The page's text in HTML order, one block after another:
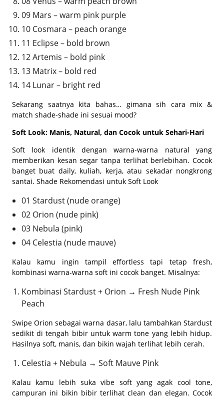
09 Mars – warm pink purple
10 Cosmara – peach orange
11 Eclipse – bold brown
12 Artemis – bold pink
13 Matrix – bold red
14 Lunar – bright red
Sekarang saatnya kita bahas… gimana sih cara mix &
match shade-shade ini sesuai mood?
Soft Look: Manis, Natural, dan Cocok untuk Sehari-Hari
Soft look identik dengan warna-warna natural yang
memberikan kesan segar tanpa terlihat berlebihan. Cocok
banget buat daily, kuliah, kerja, atau sekadar nongkrong
santai. Shade Rekomendasi untuk Soft Look
01 Stardust (nude orange)
02 Orion (nude pink)
03 Nebula (pink)
04 Celestia (nude mauve)
Kalau kamu ingin tampil effortless tapi tetap fresh,
kombinasi warna-warna soft ini cocok banget. Misalnya:
Kombinasi Stardust + Orion → Fresh Nude Pink
Peach
Swipe Orion sebagai warna dasar, lalu tambahkan Stardust
sedikit di tengah bibir untuk warm tone yang lebih hidup.
Hasilnya soft, manis, dan bikin wajah terlihat lebih cerah.
Celestia + Nebula → Soft Mauve Pink
Kalau kamu lebih suka vibe soft yang agak cool tone,
campuran ini bikin bibir terlihat clean dan elegan. Cocok